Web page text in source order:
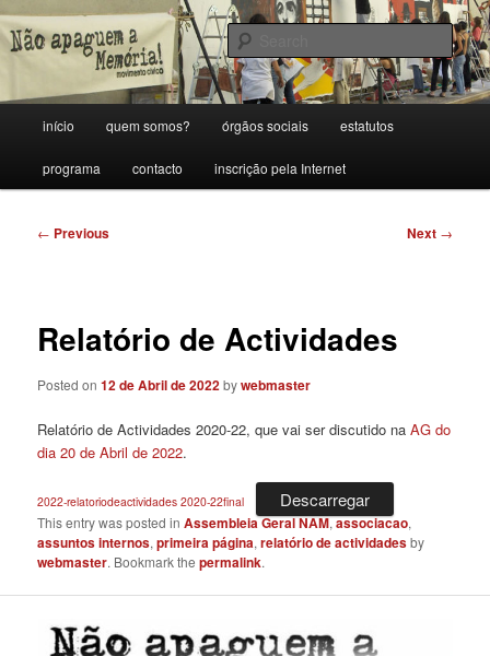
Skip
to
primary
Movimento Cívico Não Apaguem a
Memória!
Porque sem memória não há futuro.
início quem somos? órgãos sociais estatutos
programa contacto inscrição pela Internet
Post
← Previous Next →
Relatório de Actividades
Posted on12 de Abril de 2022bywebmaster
Relatório de Actividades 2020-22, que vai ser discutido naAG do
dia 20 de Abril de 2022.
2022-relatoriodeactividades 2020-22final Descarregar
This entry was posted inAssembleia Geral NAM,associacao,
assuntos internos,primeira página,relatório de actividadesby
webmaster. Bookmark thepermalink.